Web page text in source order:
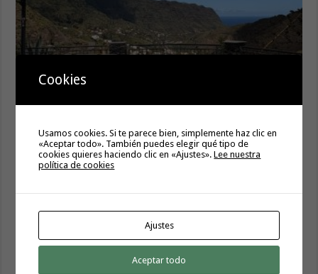
farolas fotovoltaicas en la subida a Las Cabezadas
Cookies
Usamos cookies. Si te parece bien, simplemente haz clic en
«Aceptar todo». También puedes elegir qué tipo de
cookies quieres haciendo clic en «Ajustes».Lee nuestra
política de cookies
Ajustes
Aceptar todo